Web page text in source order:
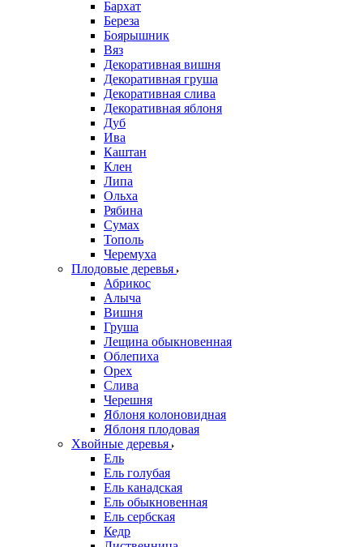
Бархат
Береза
Боярышник
Вяз
Декоративная вишня
Декоративная груша
Декоративная слива
Декоративная яблоня
Дуб
Ива
Каштан
Клен
Липа
Ольха
Рябина
Сумах
Тополь
Черемуха
Плодовые деревья
Абрикос
Алыча
Вишня
Груша
Лещина обыкновенная
Облепиха
Орех
Слива
Черешня
Яблоня колоновидная
Яблоня плодовая
Хвойные деревья
Ель
Ель голубая
Ель канадская
Ель обыкновенная
Ель сербская
Кедр